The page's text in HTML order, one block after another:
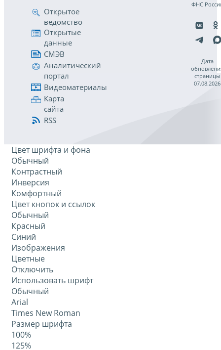
Открытое
ведомство
Открытые
данные
СМЭВ
Аналитический
портал
Видеоматериалы
Карта
сайта
RSS
ФНС
Дата
страницы
07.08.2026
Цвет шрифта и фона
Обычный
Контрастный
Инверсия
Комфортный
Цвет кнопок и ссылок
Обычный
Красный
Синий
Изображения
Цветные
Отключить
Использовать шрифт
Обычный
Arial
Times New Roman
Размер шрифта
100%
125%